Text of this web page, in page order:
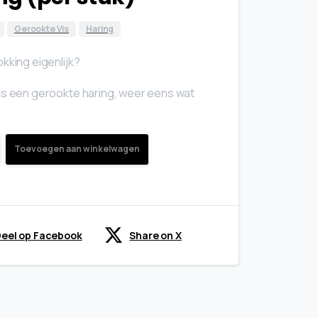
Gerookte Vis Haring
eigenlijk?
een gerookte haring, weer eens wat
Toevoegen aan winkelwagen
op Facebook Share on X